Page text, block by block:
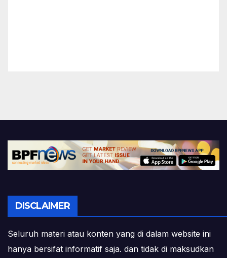
DISCLAIMER
Seluruh materi atau konten yang di dalam website ini
hanya bersifat informatif saja. dan tidak di maksudkan